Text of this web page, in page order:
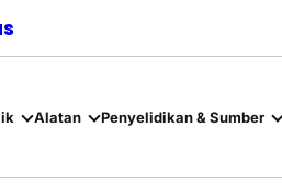
Alatan Penyelidikan & Sumber